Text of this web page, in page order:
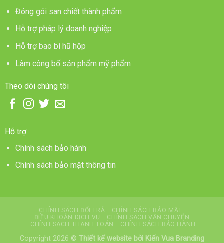
Đóng gói san chiết thành phẩm
Hỗ trợ pháp lý doanh nghiệp
Hỗ trợ bao bì hũ hộp
Làm công bố sản phẩm mỹ phẩm
Theo dõi chúng tôi
Hỗ trợ
Chính sách bảo hành
Chính sách bảo mật thông tin
CHÍNH SÁCH ĐỔI TRẢ
CHÍNH SÁCH BẢO MẬT
ĐIỀU KHOẢN DỊCH VỤ
CHÍNH SÁCH VẬN CHUYỂN
CHÍNH SÁCH THANH TOÁN
CHÍNH SÁCH BẢO HÀNH
Copyright 2026 © Thiết kế websitebởi Kiến Vua Branding